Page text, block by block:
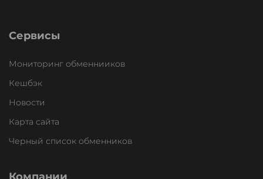
Сервисы
Мониторинг обменнииков
Кешбэк
Новости
Карта сайта
Черный список обменников